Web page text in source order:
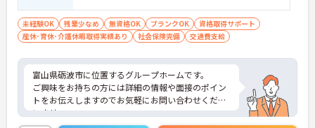
未経験OK 残業少なめ 無資格OK ブランクOK
資格取得サポート
産休･育休･介護休暇取得実績あり
社会保険完備 交通費支給
富山県砺波市に位置するグループホームです。
ご興味をお持ちの方には詳細の情報や面接のポイン
トをお伝えしますのでお気軽にお問い合わせくださ
いませ。